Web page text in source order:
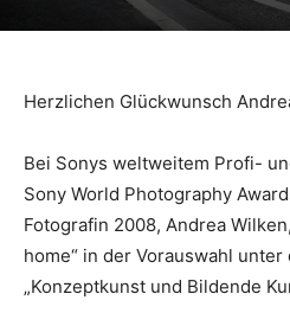
Herzlichen Glückwunsch
Bei Sonys weltweitem Profi-
Sony World Photography
Fotografin 2008, Andrea
home“ in der Vorauswahl
„Konzeptkunst und Bildende